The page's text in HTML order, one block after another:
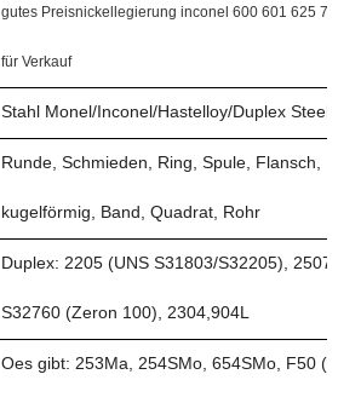
gutes Preisnickellegierung inconel 600 601 625 718
für Verkauf
Stahl Monel/Inconel/Hastelloy/Duplex Steel/
Runde, Schmieden, Ring, Spule, Flansch,
kugelförmig, Band, Quadrat, Rohr
Duplex: 2205 (UNS S31803/S32205), 2507
S32760 (Zeron 100), 2304,904L
Oes gibt: 253Ma, 254SMo, 654SMo, F50